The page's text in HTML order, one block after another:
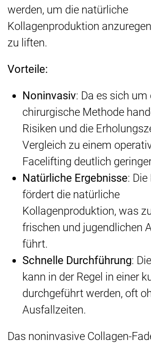
werden, um die natürliche
Kollagenproduktion
zu liften.
Vorteile:
Noninvasiv: Da es sich um
chirurgische Methode
Risiken und die
Vergleich zu einem
Facelifting deutlich
Natürliche Ergebnisse:
fördert die natürliche
Kollagenproduktion, was
frischen und jugendlichen
führt.
Schnelle Durchführung:
kann in der Regel in einer
durchgeführt werden, oft
Ausfallzeiten.
Das noninvasive Collagen-